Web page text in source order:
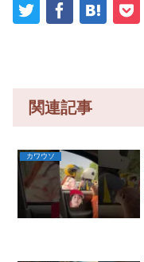
関連記事
カワウソ